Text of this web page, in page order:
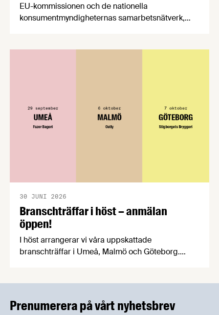
EU-kommissionen och de nationella
konsumentmyndigheternas samarbetsnätverk,
konsumentmaktsdirektivet. Livsmedelsföretagen
Branschträffar i höst – anmälan
öppen!
30 JUNI 2026
I höst arrangerar vi våra uppskattade
branschträffar i Umeå, Malmö och Göteborg.
kan träffa branschkollegor och utbyta
Prenumerera på vårt nyhetsbrev